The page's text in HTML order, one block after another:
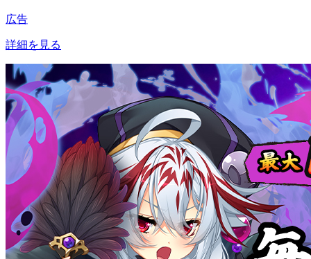
広告
詳細を見る